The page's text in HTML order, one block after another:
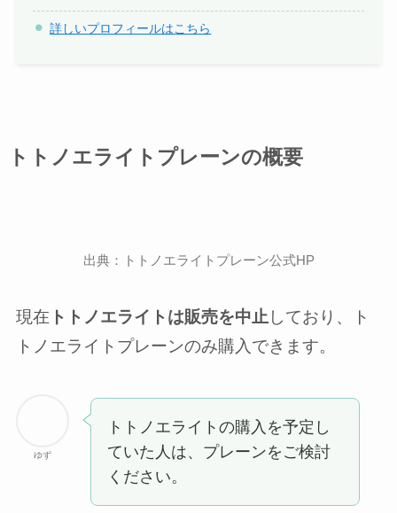
詳しいプロフィールはこちら
トトノエライトプレーンの概要
出典：トトノエライトプレーン公式HP
現在 トトノエライトは販売を中止しており、ト
トノエライトプレーンのみ購入できます。
ゆず
トトノエライトの購入を予定し
ていた人は、プレーンをご検討
ください。